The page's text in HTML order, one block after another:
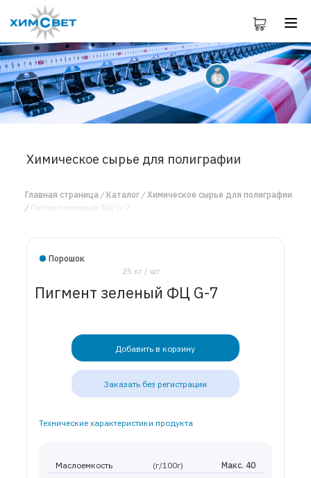
Химическое сырье для полиграфии
Главная страница Каталог
Химическое сырье для полиграфии
Пигмент зеленый ФЦ G-7
Порошок
25 кг / шт
Пигмент зеленый ФЦ G-7
Добавить в корзину
Заказать без регистрации
Технические характеристики продукта
Маслоемкость (г/100г) Макс. 40